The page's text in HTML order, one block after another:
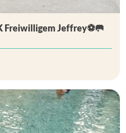
Freiwilligem Jeffrey⚽🥅